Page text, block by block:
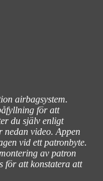
airbagsystem.
för att
du själv enligt
video. Appen
vid ett patronbyte.
av patron
för att konstatera att